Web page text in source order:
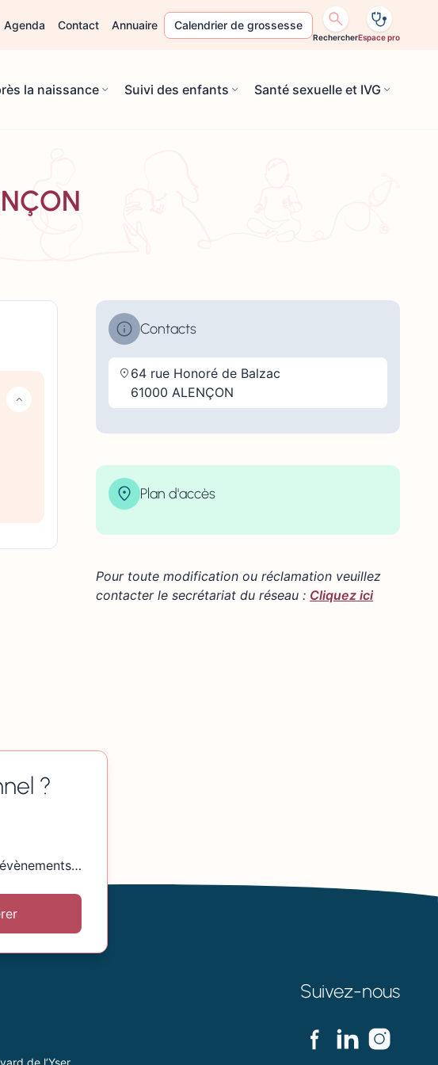
Agenda Contact Annuaire Calendrier de grossesse
RechercherEspace pro
la naissance Suivi des enfants Santé sexuelle et IVG
Contacts
64 rue Honoré de Balzac
61000 ALENÇON
Plan d'accès
×
−
Pour toute modification ou réclamation veuillez
contacter le secrétariat du réseau : Cliquez ici
?
de l’Yser
Suivez-nous